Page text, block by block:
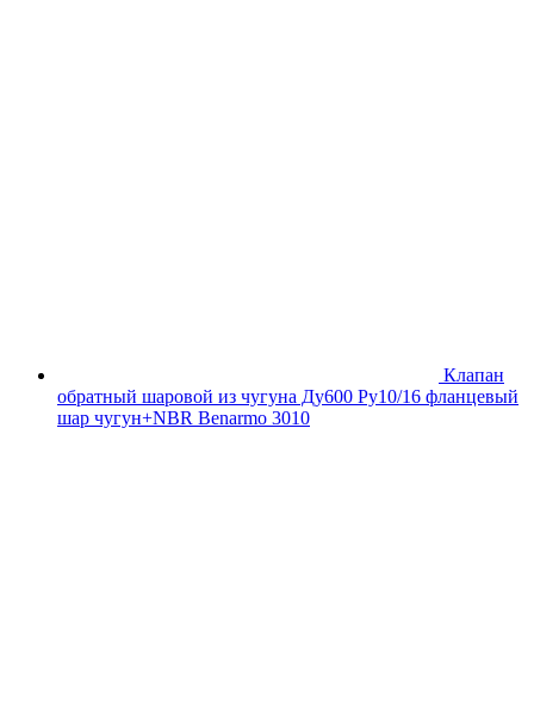
Клапан
обратный шаровой из чугуна Ду600 Ру10/16 фланцевый
шар чугун+NBR Benarmo 3010